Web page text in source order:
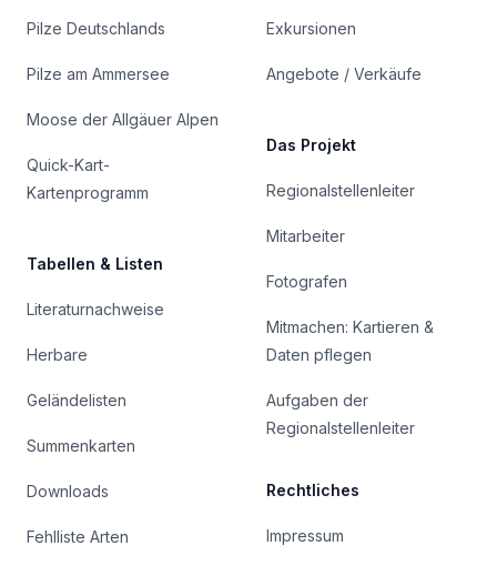
Pilze Deutschlands
Pilze am Ammersee
Moose der Allgäuer Alpen
Quick-Kart-
Kartenprogramm
Tabellen & Listen
Literaturnachweise
Herbare
Geländelisten
Summenkarten
Downloads
Fehlliste Arten
Exkursionen
Angebote / Verkäufe
Das Projekt
Regionalstellenleiter
Mitarbeiter
Fotografen
Mitmachen: Kartieren &
Daten pflegen
Aufgaben der
Regionalstellenleiter
Rechtliches
Impressum